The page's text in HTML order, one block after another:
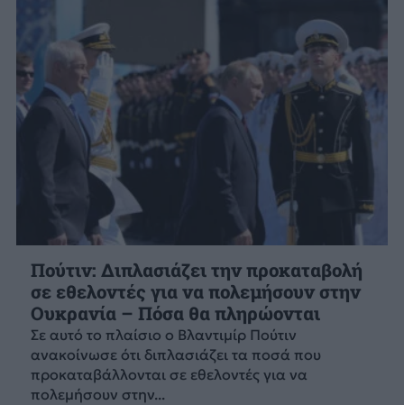
Πούτιν: Διπλασιάζει την προκαταβολή
σε εθελοντές για να πολεμήσουν στην
Ουκρανία – Πόσα θα πληρώονται
Σε αυτό το πλαίσιο ο Βλαντιμίρ Πούτιν
ανακοίνωσε ότι διπλασιάζει τα ποσά που
προκαταβάλλονται σε εθελοντές για να
πολεμήσουν στην...